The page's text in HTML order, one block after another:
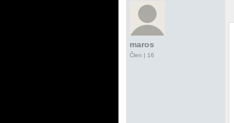
maros
Člen | 16